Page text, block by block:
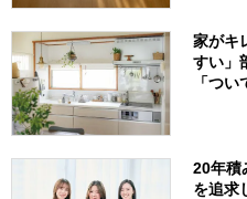
家がキ
すい」
「つ
20年積
を追求